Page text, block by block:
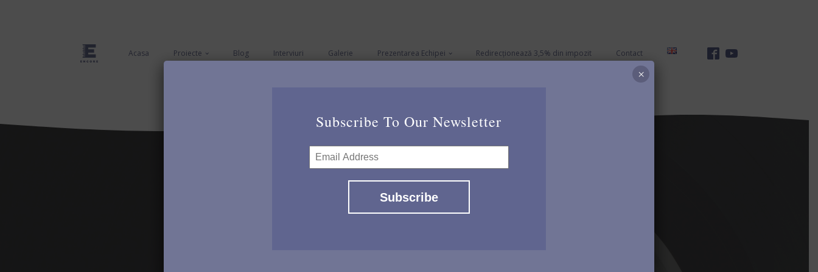
Acasa Proiecte Blog Interviuri Galerie Prezentarea Echipei Redirecționează 3,5% din impozit Contact
Contacteaza-ne
Subscribe To Our Newsletter
×